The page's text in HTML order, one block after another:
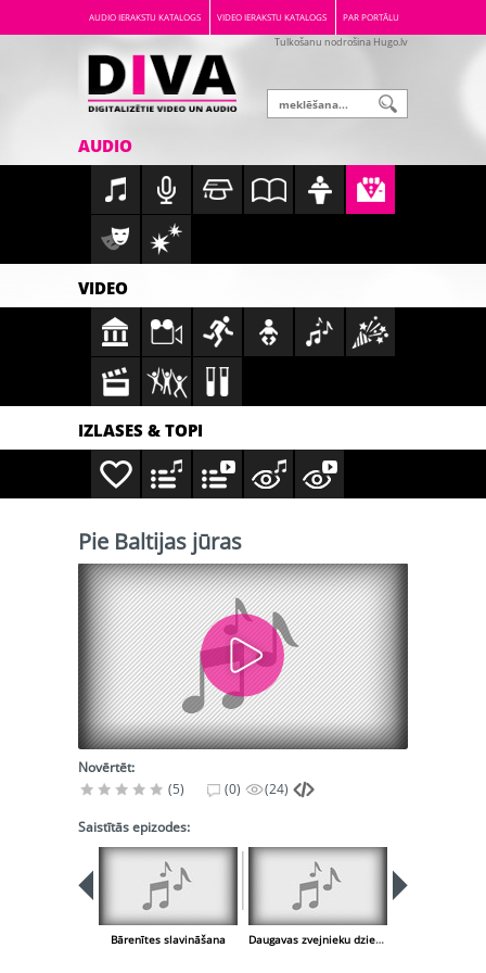
AUDIO IERAKSTU KATALOGS VIDEO IERAKSTU KATALOGS PAR PORTĀLU
Tulkošanu nodrošina Hugo.lv
AUDIO
VIDEO
IZLASES & TOPI
Pie Baltijas jūras
Novērtēt:
(5)
(0) (24)
Saistītās epizodes:
Bārenītes slavināšana Daugavas zvejnieku dziesma